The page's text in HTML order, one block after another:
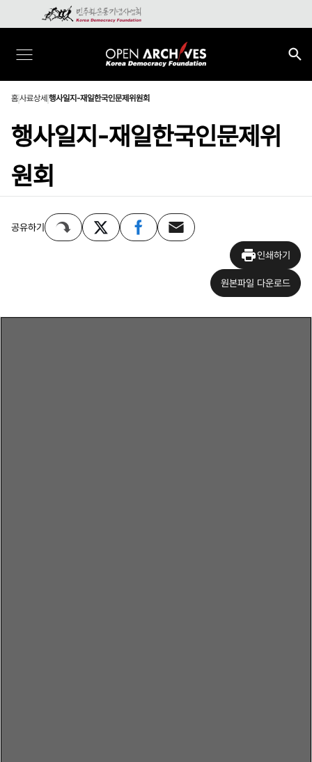
홈사료상세 행사일지-재일한국인문제위원회
행사일지-재일한국인문제위
원회
공유하기
인쇄하기
원본파일 다운로드